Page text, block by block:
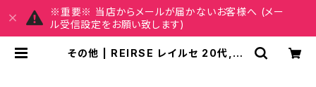
※重要※ 当店からメールが届かないお客様へ (メー
ル受信設定をお願い致します)
その他 | REIRSE レイルセ 20代,30